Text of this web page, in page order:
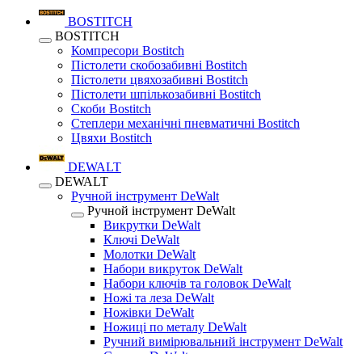
BOSTITCH
BOSTITCH
Компресори Bostitch
Пістолети скобозабивні Bostitch
Пістолети цвяхозабивні Bostitch
Пістолети шпількозабивні Bostitch
Скоби Bostitch
Степлери механічні пневматичні Bostitch
Цвяхи Bostitch
DEWALT
DEWALT
Ручной інструмент DeWalt
Ручной інструмент DeWalt
Викрутки DeWalt
Ключі DeWalt
Молотки DeWalt
Набори викруток DeWalt
Набори ключів та головок DeWalt
Ножі та леза DeWalt
Ножівки DeWalt
Ножиці по металу DeWalt
Ручний вимірювальний інструмент DeWalt